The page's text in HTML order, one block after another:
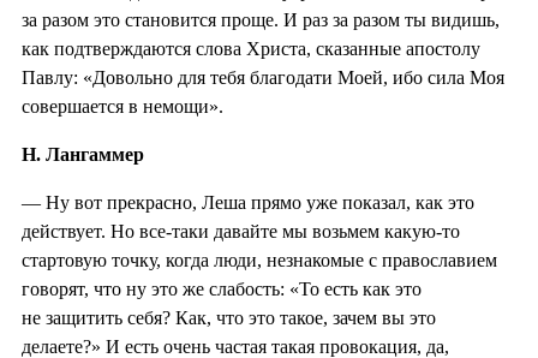
за разом это становится проще. И раз за разом ты видишь,
как подтверждаются слова Христа, сказанные апостолу
Павлу: «Довольно для тебя благодати Моей, ибо сила Моя
совершается в немощи».
Н. Лангаммер
— Ну вот прекрасно, Леша прямо уже показал, как это
действует. Но все-таки давайте мы возьмем какую-то
стартовую точку, когда люди, незнакомые с православием
говорят, что ну это же слабость: «То есть как это
не защитить себя? Как, что это такое, зачем вы это
делаете?» И есть очень частая такая провокация, да,